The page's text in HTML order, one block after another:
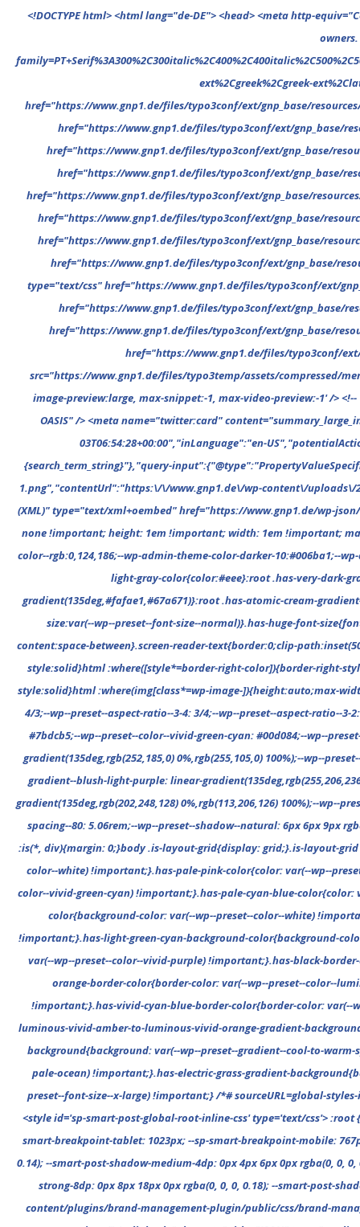
<!DOCTYPE html> <html lang="de-DE"> <head> <meta http-equiv="Content-Type" content="text/html; charset=UTF-8"/> <meta name="google-site-verification" content="cVGVUvWocm1gvSHxvrjHxzeA4oYlTAvZPb6G_EJBd1U" /> <!-- This website is powered by TYPO3 - inspiring people to share! TYPO3 is a free open source Content Management Framework initially created by Kasper Skaarhoj and licensed under GNU/GPL. TYPO3 is copyright 1998-2022 of Kasper Skaarhoj. Extensions are copyright of their respective owners. Information and contribution at https://typo3.org/ --> <base href="."> <title>News</title> <meta name="generator" content="TYPO3 CMS"/> <meta name="viewport" content="width=device-width,minimum-scale=1"/> <meta name="revisit-after" content="1 days"/> <meta name="allow-search" content="yes"/> <link rel="stylesheet" type="text/css" href="//fonts.googleapis.com/